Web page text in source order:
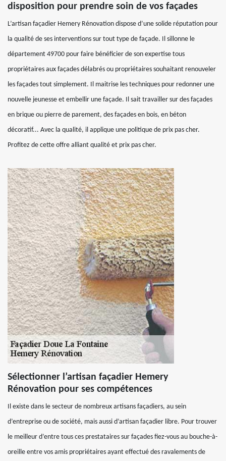
disposition pour prendre soin de vos façades
L’artisan façadier Hemery Rénovation dispose d’une solide réputation pour
la qualité de ses interventions sur tout type de façade. Il sillonne le
département 49700 pour faire bénéficier de son expertise tous
propriétaires aux façades délabrés ou propriétaires souhaitant renouveler
les façades tout simplement. Il maitrise les techniques pour redonner une
nouvelle jeunesse et embellir une façade. Il sait travailler sur des façades
en brique ou pierre de parement, des façades en bois, en béton
décoratif... Avec la qualité, il applique une politique de prix pas cher.
Profitez de cette offre alliant qualité et prix pas cher.
Sélectionner l’artisan façadier Hemery
Rénovation pour ses compétences
Il existe dans le secteur de nombreux artisans façadiers, au sein
d’entreprise ou de société, mais aussi d’artisan façadier libre. Pour trouver
le meilleur d’entre tous ces prestataires sur façades fiez-vous au bouche-à-
oreille entre vos amis propriétaires ayant effectué des ravalements de